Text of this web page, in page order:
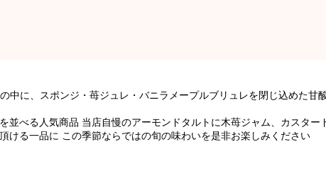
中に、スポンジ・苺ジュレ・バニラメープルブリュレを閉じ込めた甘
並べる人気商品 当店自慢のアーモンドタルトに木苺ジャム、カスタ
ける一品に この季節ならではの旬の味わいを是非お楽しみください